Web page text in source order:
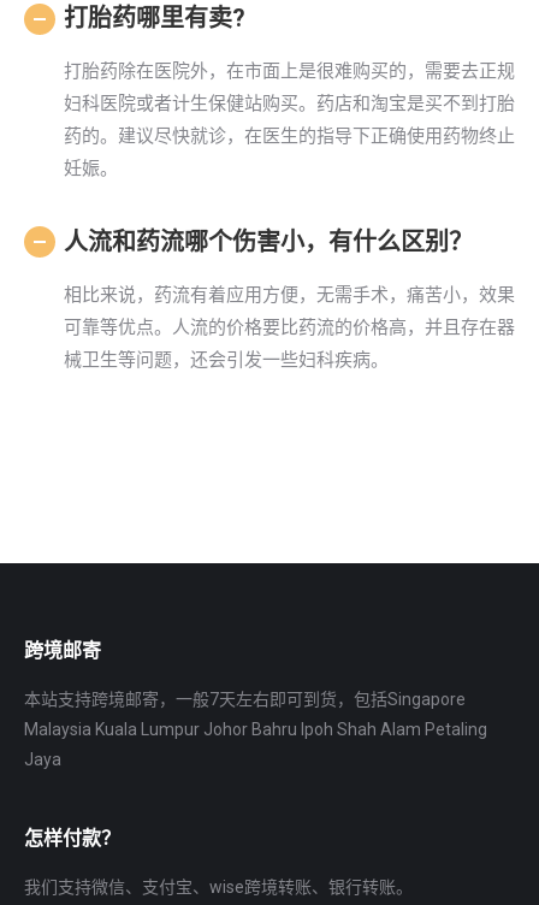
打胎药哪里有卖?
打胎药除在医院外，在市面上是很难购买的，需要去正规
妇科医院或者计生保健站购买。药店和淘宝是买不到打胎
药的。建议尽快就诊，在医生的指导下正确使用药物终止
妊娠。
人流和药流哪个伤害小，有什么区别？
相比来说，药流有着应用方便，无需手术，痛苦小，效果
可靠等优点。人流的价格要比药流的价格高，并且存在器
械卫生等问题，还会引发一些妇科疾病。
跨境邮寄
本站支持跨境邮寄，一般7天左右即可到货，包括Singapore
Malaysia Kuala Lumpur Johor Bahru Ipoh Shah Alam Petaling
Jaya
怎样付款？
我们支持微信、支付宝、wise跨境转账、银行转账。